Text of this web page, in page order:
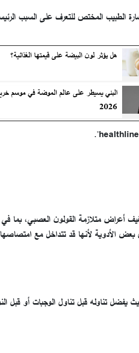
الطبيب المختص للتعرف على السبب
هل يؤثر لون البيضة على قيمتها الغذائية؟
البني يسيطر على عالم الموضة في موسم
2026
أعراض متلازمة القولون العصبي، بما في
الأدوية لأنها قد تتداخل مع
تناوله قبل تناول الوجبات أو قبل